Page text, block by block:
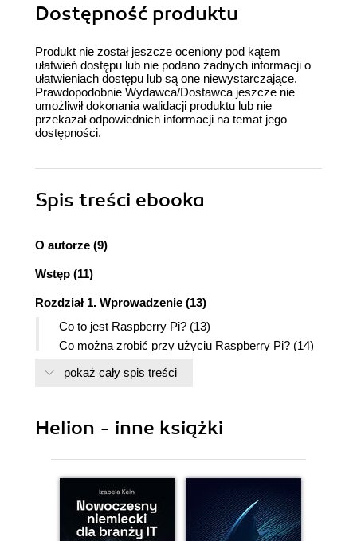
Dostępność produktu
Produkt nie został jeszcze oceniony pod kątem
ułatwień dostępu lub nie podano żadnych informacji o
ułatwieniach dostępu lub są one niewystarczające.
Prawdopodobnie Wydawca/Dostawca jeszcze nie
umożliwił dokonania walidacji produktu lub nie
przekazał odpowiednich informacji na temat jego
dostępności.
Spis treści ebooka
O autorze (9)
Wstęp (11)
Rozdział 1. Wprowadzenie (13)
Co to jest Raspberry Pi? (13)
Co można zrobić przy użyciu Raspberry Pi? (14)
Zapoznanie się z platformą Raspberry Pi (15)
Uruchamianie platformy Raspberry Pi (16)
Łączenie wszystkiego w całość (22)
Uruchamianie systemu (22)
Podsumowanie (24)
Linux (25)
Pulpit (25)
pokaż cały spis treści
Helion - inne książki